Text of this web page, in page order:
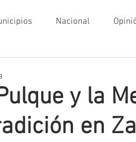
Nacional
y la
en